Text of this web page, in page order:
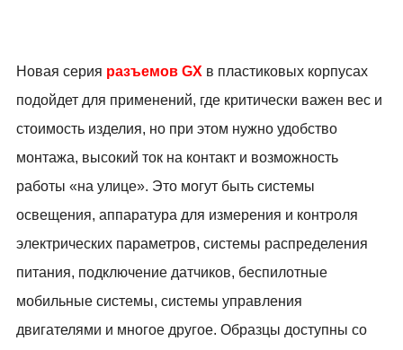
Новая серия разъемов GX в пластиковых корпусах
подойдет для применений, где критически важен вес и
стоимость изделия, но при этом нужно удобство
монтажа, высокий ток на контакт и возможность
работы «на улице». Это могут быть системы
освещения, аппаратура для измерения и контроля
электрических параметров, системы распределения
питания, подключение датчиков, беспилотные
мобильные системы, системы управления
двигателями и многое другое. Образцы доступны со